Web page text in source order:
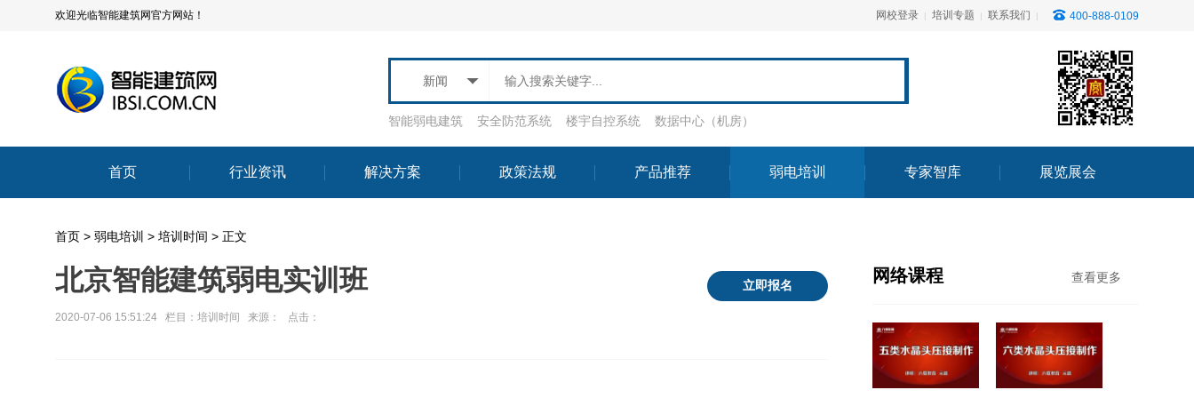
欢迎光临智能建筑网官方网站！ 网校登录 | 培训专题 | 联系我们 | 400-888-0109
新闻
智能弱电建筑 安全防范系统 楼宇自控系统 数据中心（机房）
首页 行业资讯 解决方案 政策法规 产品推荐 弱电培训 专家智库 展览展会
首页 > 弱电培训 > 培训时间 > 正文
立即报名
北京智能建筑弱电实训班
2020-07-06 15:51:24 栏目： 培训时间 来源： 点击：
查看更多
网络课程